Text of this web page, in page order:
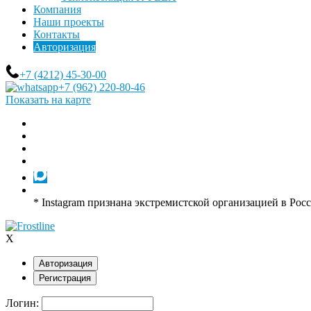
Компания
Наши проекты
Контакты
Авторизация
+7 (4212) 45-30-00
+7 (962) 220-80-46
Показать на карте
* Instagram признана экстремистской организацией в
X
Авторизация
Регистрация
Логин: